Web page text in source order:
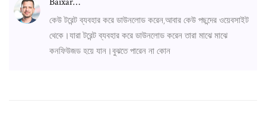
কেউ টরেন্ট ব্যবহার করে ডাউনলোড করেন,আবার কেউ পছন্দের ওয়েবসাইট
থেকে।যারা টরেন্ট ব্যবহার করে ডাউনলোড করেন তারা মাঝে মাঝে
কনফিউজড হয়ে যান।বুঝতে পারেন না কোন